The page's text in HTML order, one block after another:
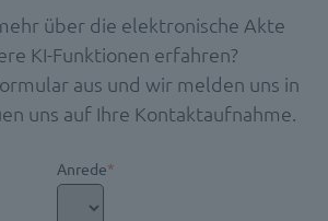
über die elektronische Akte
KI-Funktionen erfahren?
aus und wir melden uns in
uns auf Ihre Kontaktaufnahme.
Anrede*